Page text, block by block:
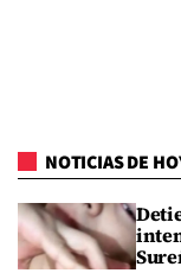
NOTICIAS DE